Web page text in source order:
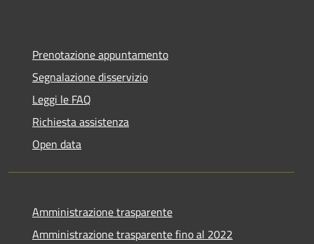
Prenotazione appuntamento
Segnalazione disservizio
Leggi le FAQ
Richiesta assistenza
Open data
Amministrazione trasparente
Amministrazione trasparente fino al 2022